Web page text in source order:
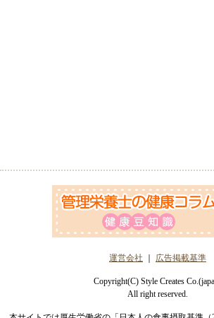
運営会社 広告掲載基準
Copyright(C) Style Creates
All right reserved.